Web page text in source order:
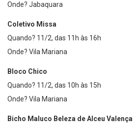
Onde? Jabaquara
Coletivo Missa
Quando? 11/2, das 11h às 16h
Onde? Vila Mariana
Bloco Chico
Quando? 11/2, das 10h às 15h
Onde? Vila Mariana
Bicho Maluco Beleza de Alceu Valença